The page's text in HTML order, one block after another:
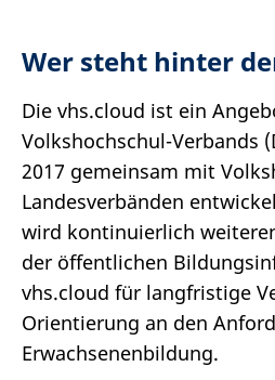
Wer steht hinter
Die vhs.cloud ist ein
Volkshochschul-Verbands
2017 gemeinsam mit
Landesverbänden
wird kontinuierlich
der öffentlichen
vhs.cloud für langfristige
Orientierung an den
Erwachsenenbildung.